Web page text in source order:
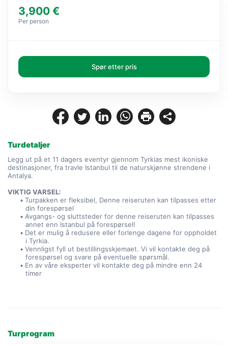
Turdetaljer
Legg ut på et 11 dagers eventyr gjennom Tyrkias mest ikoniske
destinasjoner, fra travle Istanbul til de naturskjønne strendene i
Antalya.
VIKTIG VARSEL:
Turpakken er fleksibel, Denne reiseruten kan tilpasses etter
din forespørsel
Avgangs- og sluttsteder for denne reiseruten kan tilpasses
annet enn Istanbul på forespørsel!
Det er mulig å redusere eller forlenge dagene for oppholdet
i Tyrkia.
Vennligst fyll ut bestillingsskjemaet. Vi vil kontakte deg på
forespørsel og svare på eventuelle spørsmål.
En av våre eksperter vil kontakte deg på mindre enn 24
timer
Turprogram
3,900 €
Per person
Spør etter pris